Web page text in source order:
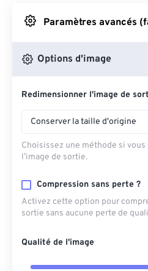
Depuis
Depuis
Depuis l'URL
Paramètres avancés
Options d'image
Redimensionner l'image de
Conserver la taille d'origine
Choisissez une méthode si
l’image de sortie.
Compression sans perte ?
Activez cette option pour
sortie sans aucune perte de
Qualité de l'image